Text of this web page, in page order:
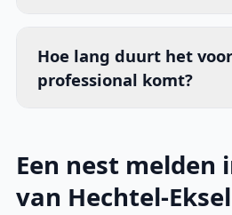
Hoe lang duurt het
professional komt?
Een nest melden
van Hechtel-Eksel